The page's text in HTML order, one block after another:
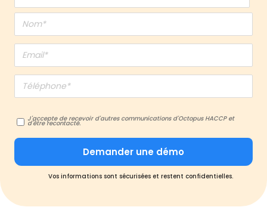
J'accepte de recevoir d'autres communications d'Octopus HACCP et
d'être recontacté.
Vos informations sont sécurisées et restent confidentielles.